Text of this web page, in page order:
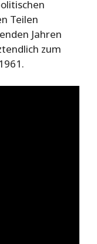
Teilen
Jahren
zum